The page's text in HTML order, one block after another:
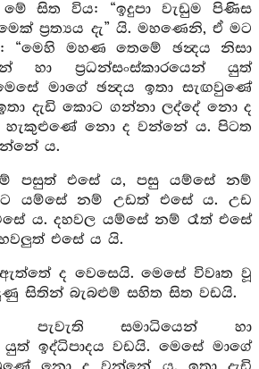
සිත විය: “ඉදුපා වැඩුම පිණිස
ප්‍රත්‍යය දැ” යි. මහණෙනි, ඒ මට
“මෙහි මහණ තෙමේ ඡන්‍දය නිසා
හා ප්‍රධන්සංස්කාරයෙන් යුත්
මාගේ ඡන්‍දය ඉතා සැඟවුණේ
දැඩි කොට ගන්නා ලද්දේ නො ද
නො ද වන්නේ ය. පිටත
ය.
පසුත් එසේ ය, පසු යම්සේ නම්
යම්සේ නම් උඩත් එසේ ය. උඩ
ය. දහවල යම්සේ නම් රෑත් එසේ
එසේ ය යි.
ද වෙසෙයි. මෙසේ විවෘත වූ
සිතින් බැබළුම් සහිත සිත වඩයි.
පැවැති සමාධියෙන් හා
යුත් ඉද්ධිපාදය වඩයි. මෙසේ මාගේ